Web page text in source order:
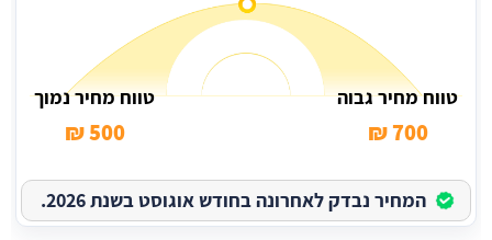
טווח מחיר גבוה
700 ₪
טווח מחיר נמוך
500 ₪
המחיר נבדק לאחרונה בחודש אוגוסט בשנת 2026.